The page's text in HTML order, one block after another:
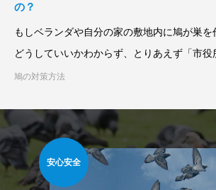
の？
もしベランダや自分の家の敷地内に鳩が巣を
どうしていいかわからず、とりあえず「市役
う」と思われるかもしれま
鳩の対策方法
安心安全